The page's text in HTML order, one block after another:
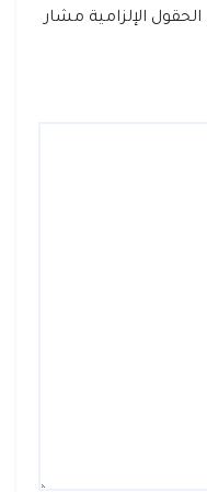
الحقول الإلزامية مشار